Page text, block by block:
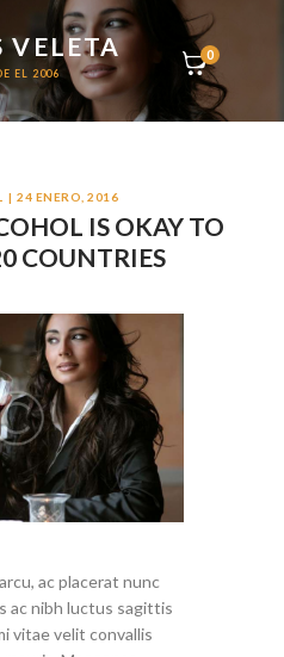
0
VELETA
EL 2006
24 ENERO, 2016
IS OKAY TO
COUNTRIES
ac placerat nunc
ac nibh luctus sagittis
vitae velit convallis